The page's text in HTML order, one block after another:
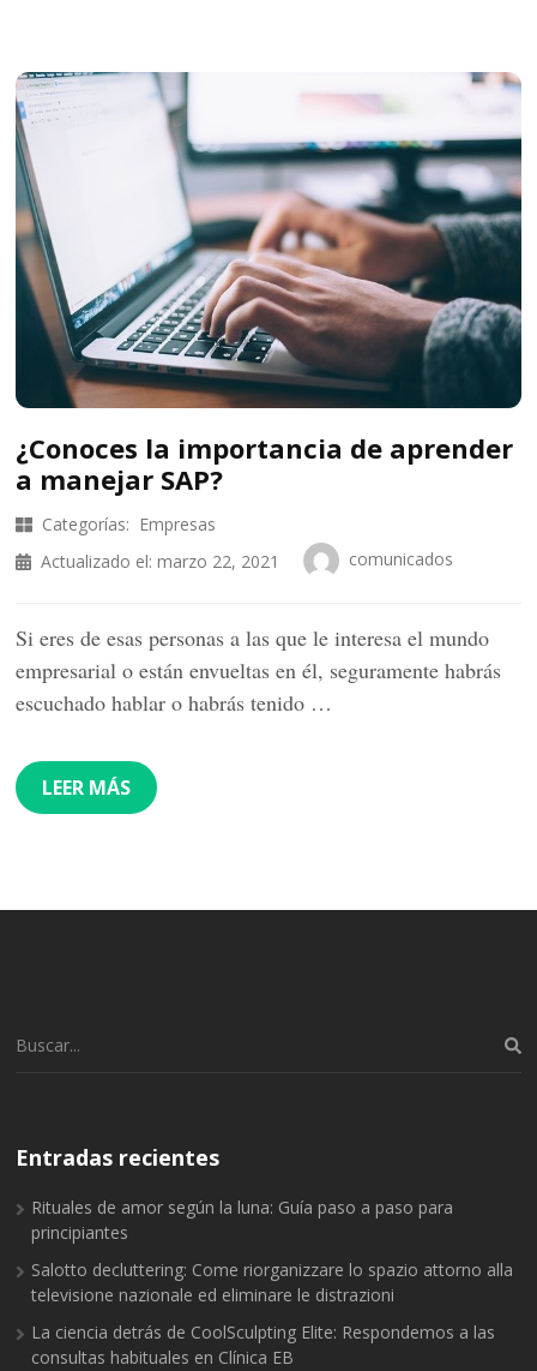
¿Conoces la importancia de aprender
a manejar SAP?
Categorías: Empresas
Actualizado el: marzo 22, 2021 comunicados
Si eres de esas personas a las que le interesa el mundo
empresarial o están envueltas en él, seguramente habrás
escuchado hablar o habrás tenido …
LEER MÁS
Buscar:
Entradas recientes
Rituales de amor según la luna: Guía paso a paso para
principiantes
Salotto decluttering: Come riorganizzare lo spazio attorno alla
televisione nazionale ed eliminare le distrazioni
La ciencia detrás de CoolSculpting Elite: Respondemos a las
consultas habituales en Clínica EB